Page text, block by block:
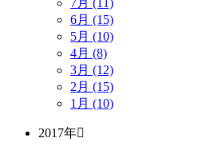
6月 (15)
5月 (10)
4月 (8)
3月 (12)
2月 (15)
1月 (10)
2017年